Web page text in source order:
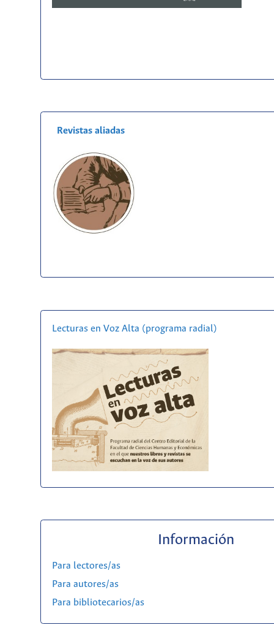
Revistas aliadas
Lecturas en Voz Alta (programa radial)
Información
Para lectores/as
Para autores/as
Para bibliotecarios/as